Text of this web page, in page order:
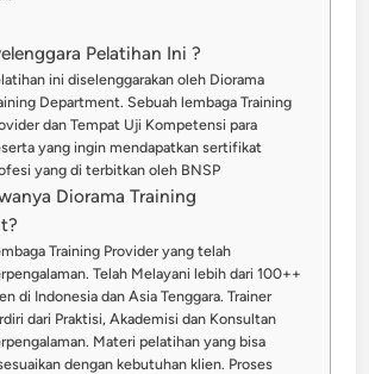
Pelatihan Ini ?
ini diselenggarakan oleh Diorama
Department. Sebuah lembaga Training
dan Tempat Uji Kompetensi para
yang ingin mendapatkan sertifikat
yang di terbitkan oleh BNSP
Diorama Training
Training Provider yang telah
Telah Melayani lebih dari 100++
di Indonesia dan Asia Tenggara. Trainer
dari Praktisi, Akademisi dan Konsultan
Materi pelatihan yang bisa
dengan kebutuhan klien. Proses